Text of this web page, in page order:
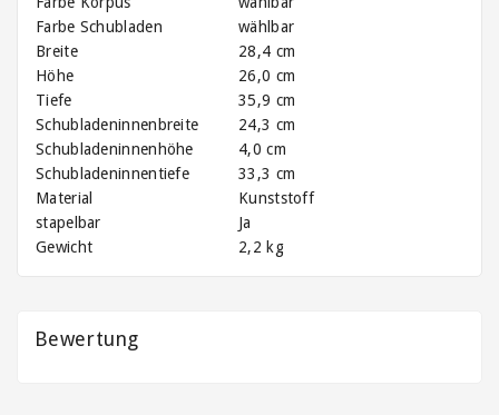
Gummis,
Klammern
Versandtaschen
Lieferscheintaschen
Dokumententaschen
Wellpappe
auf
Zuschnitte
Farbe Schubladen
wählbar
Breite
28,4 cm
Höhe
26,0 cm
Tiefe
35,9 cm
Schubladeninnenbreite
24,3 cm
Schubladeninnenhöhe
4,0 cm
Schubladeninnentiefe
33,3 cm
Material
Kunststoff
stapelbar
Ja
Gewicht
2,2 kg
Bewertung